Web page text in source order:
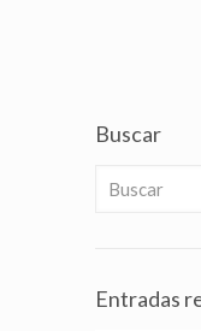
Buscar
Entradas